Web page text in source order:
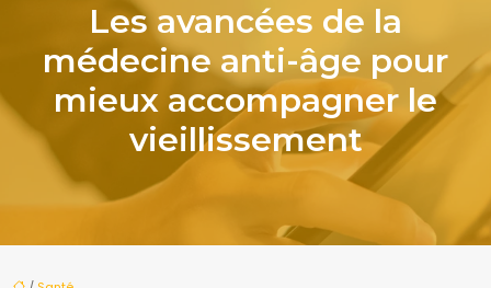
Les avancées de la
médecine anti-âge pour
mieux accompagner le
vieillissement